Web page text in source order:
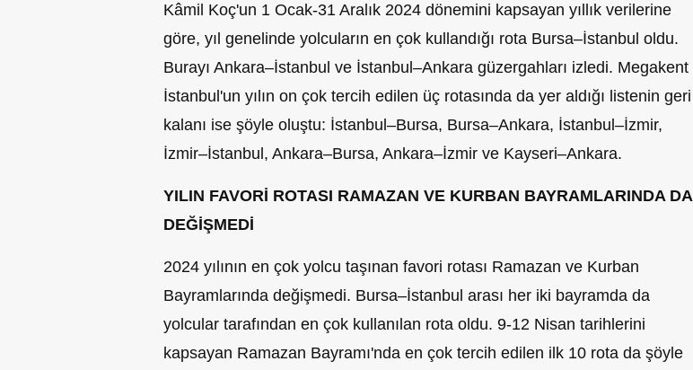
Kâmil Koç'un 1 Ocak-31 Aralık 2024 dönemini kapsayan yıllık verilerine
göre, yıl genelinde yolcuların en çok kullandığı rota Bursa–İstanbul oldu.
Burayı Ankara–İstanbul ve İstanbul–Ankara güzergahları izledi. Megakent
İstanbul'un yılın on çok tercih edilen üç rotasında da yer aldığı listenin geri
kalanı ise şöyle oluştu: İstanbul–Bursa, Bursa–Ankara, İstanbul–İzmir,
İzmir–İstanbul, Ankara–Bursa, Ankara–İzmir ve Kayseri–Ankara.
YILIN FAVORİ ROTASI RAMAZAN VE KURBAN BAYRAMLARINDA DA
DEĞİŞMEDİ
2024 yılının en çok yolcu taşınan favori rotası Ramazan ve Kurban
Bayramlarında değişmedi. Bursa–İstanbul arası her iki bayramda da
yolcular tarafından en çok kullanılan rota oldu. 9-12 Nisan tarihlerini
kapsayan Ramazan Bayramı'nda en çok tercih edilen ilk 10 rota da şöyle